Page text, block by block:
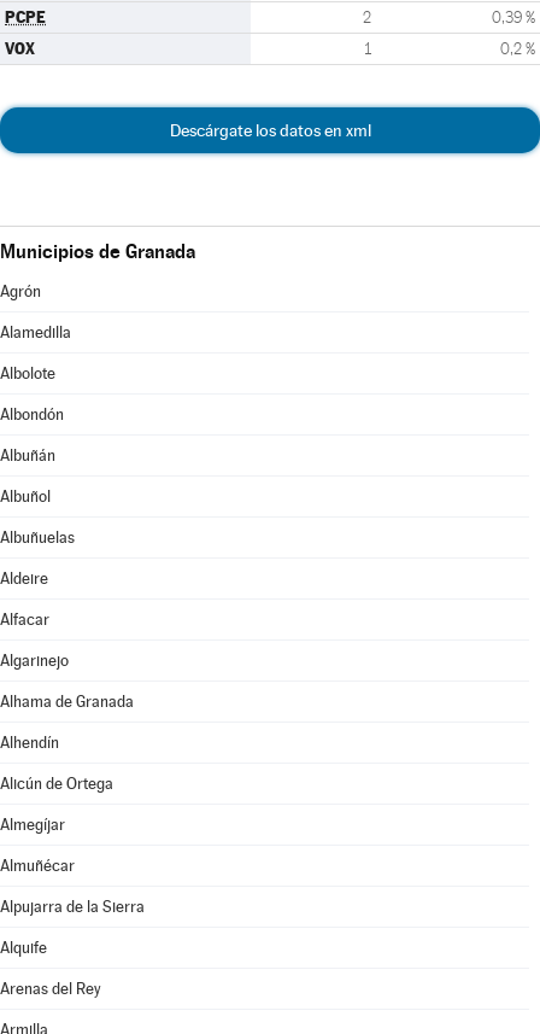
PCPE 2 0,39 %
VOX 1 0,2 %
Descárgate los datos en xml
Municipios de Granada
Agrón
Alamedilla
Albolote
Albondón
Albuñán
Albuñol
Albuñuelas
Aldeire
Alfacar
Algarinejo
Alhama de Granada
Alhendín
Alicún de Ortega
Almegíjar
Almuñécar
Alpujarra de la Sierra
Alquife
Arenas del Rey
Armilla